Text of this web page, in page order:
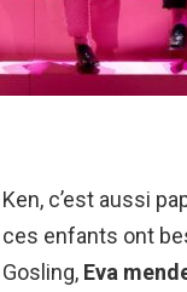
c’est aussi
enfants ont
Eva